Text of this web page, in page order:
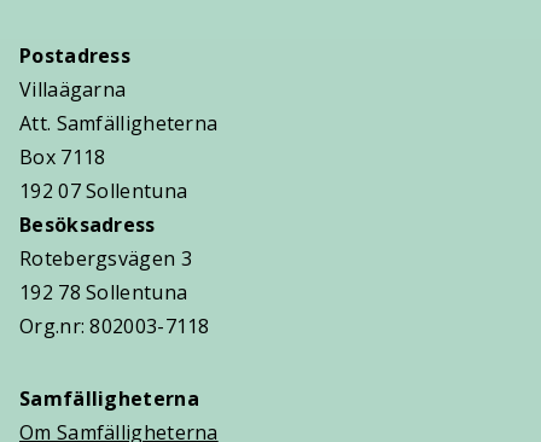
Postadress
Villaägarna
Att. Samfälligheterna
Box 7118
192 07 Sollentuna
Besöksadress
Rotebergsvägen 3
192 78 Sollentuna
Org.nr: 802003-7118
Samfälligheterna
Om Samfälligheterna